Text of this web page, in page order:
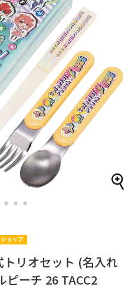
3 4 5
リオセット (名入れ
ピーチ 26 TACC2